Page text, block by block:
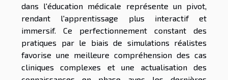
dans l'éducation médicale représente un pivot,
rendant l'apprentissage plus interactif et
immersif. Ce perfectionnement constant des
pratiques par le biais de simulations réalistes
favorise une meilleure compréhension des cas
cliniques complexes et une actualisation des